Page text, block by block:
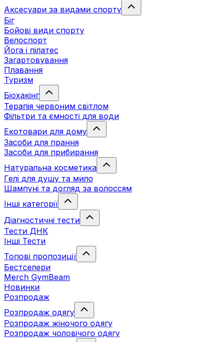
Аксесуари за видами спорту
Біг
Бойові види спорту
Велоспорт
Йога і пілатес
Загартовування
Плавання
Туризм
Біохакінг
Терапія червоним світлом
Фільтри та ємності для води
Екотовари для дому
Засоби для прання
Засоби для прибирання
Натуральна косметика
Гелі для душу та мило
Шампуні та догляд за волоссям
Інші категорії
Діагностичні тести
Тести ДНК
Інші Тести
Топові пропозиції
Бестселери
Merch GymBeam
Новинки
Розпродаж
Розпродаж одягу
Розпродаж жіночого одягу
Розпродаж чоловічого одягу